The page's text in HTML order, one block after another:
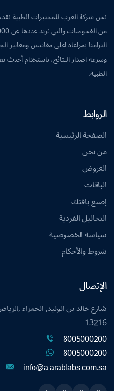
نحن شركة العرب للمختبرات الطبية
التزامنا بمراعاة اعلى مقاييس ومعايير
وسرعة اصدار النتائج، باستخدام أحدث
الطبية.
الروابط
الصفحة الرئيسية
من نحن
العروض
الباقات
إصنع باقتك
التحاليل الفردية
سياسة الخصوصية
شروط والأحكام
الإتصال
شارع خالد بن الوليد, الحمراء
13216
8005000200
8005000200
info@alarablabs.com.sa